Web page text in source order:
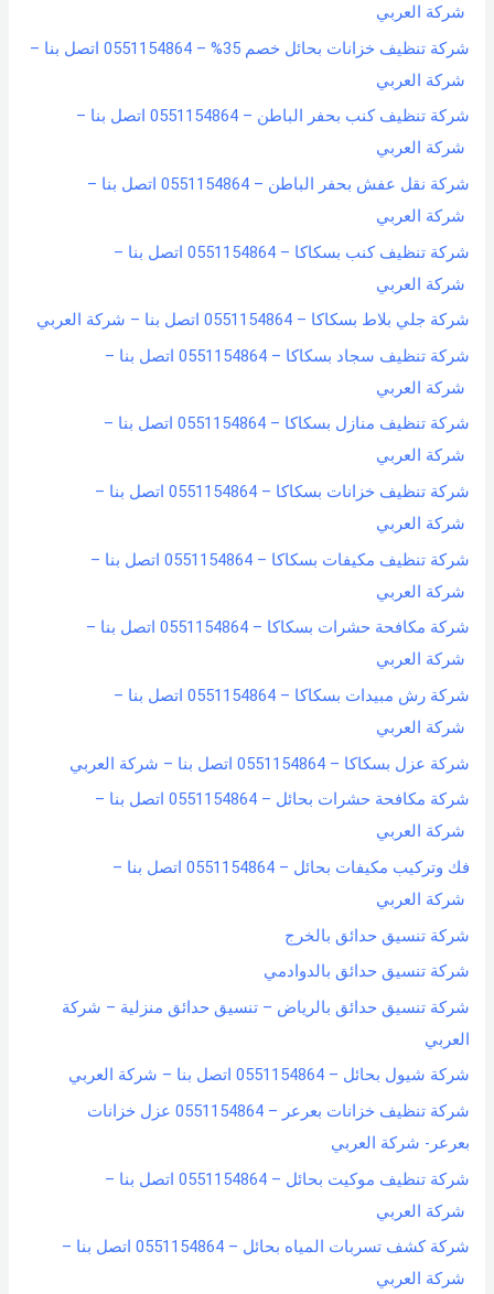
شركة العربي
شركة تنظيف خزانات بحائل خصم 35% – 0551154864 اتصل بنا –
شركة العربي
شركة تنظيف كنب بحفر الباطن – 0551154864 اتصل بنا –
شركة العربي
شركة نقل عفش بحفر الباطن – 0551154864 اتصل بنا –
شركة العربي
شركة تنظيف كنب بسكاكا – 0551154864 اتصل بنا –
شركة العربي
شركة جلي بلاط بسكاكا – 0551154864 اتصل بنا – شركة العربي
شركة تنظيف سجاد بسكاكا – 0551154864 اتصل بنا –
شركة العربي
شركة تنظيف منازل بسكاكا – 0551154864 اتصل بنا –
شركة العربي
شركة تنظيف خزانات بسكاكا – 0551154864 اتصل بنا –
شركة العربي
شركة تنظيف مكيفات بسكاكا – 0551154864 اتصل بنا –
شركة العربي
شركة مكافحة حشرات بسكاكا – 0551154864 اتصل بنا –
شركة العربي
شركة رش مبيدات بسكاكا – 0551154864 اتصل بنا –
شركة العربي
شركة عزل بسكاكا – 0551154864 اتصل بنا – شركة العربي
شركة مكافحة حشرات بحائل – 0551154864 اتصل بنا –
شركة العربي
فك وتركيب مكيفات بحائل – 0551154864 اتصل بنا –
شركة العربي
شركة تنسيق حدائق بالخرج
شركة تنسيق حدائق بالدوادمي
شركة تنسيق حدائق بالرياض – تنسيق حدائق منزلية – شركة
العربي
شركة شيول بحائل – 0551154864 اتصل بنا – شركة العربي
شركة تنظيف خزانات بعرعر – 0551154864 عزل خزانات
بعرعر- شركة العربي
شركة تنظيف موكيت بحائل – 0551154864 اتصل بنا –
شركة العربي
شركة كشف تسربات المياه بحائل – 0551154864 اتصل بنا –
شركة العربي